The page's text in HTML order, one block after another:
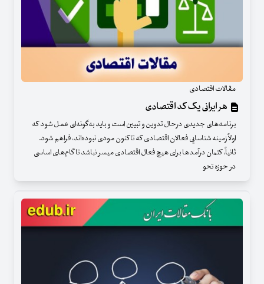
مقالات اقتصادی
هر ایرانی یک کد اقتصادی
برنامه‌های جدیدی درحال تدوین و تبیین است و باید به‌گونه‌ای عمل شود که
اولاً زمینه شناسایی فعالان اقتصادی که تاکنون مودی نبوده‌اند، فراهم شود.
ثانیاً، کتمان درآمدها برای هیچ فعال اقتصادی میسر نباشد تا گام‌های اساسی
در حوزه تحو